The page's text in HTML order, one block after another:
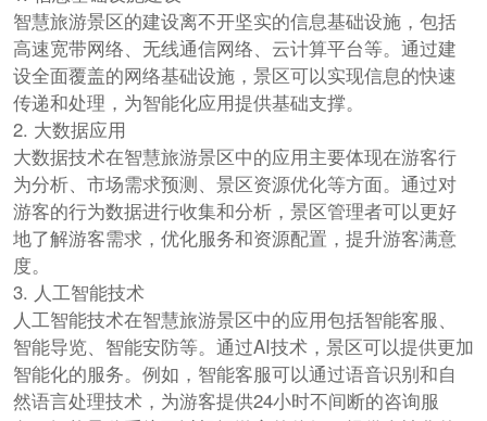
智慧旅游景区的建设离不开坚实的信息基础设施，包括
高速宽带网络、无线通信网络、云计算平台等。通过建
设全面覆盖的网络基础设施，景区可以实现信息的快速
传递和处理，为智能化应用提供基础支撑。
2. 大数据应用
大数据技术在智慧旅游景区中的应用主要体现在游客行
为分析、市场需求预测、景区资源优化等方面。通过对
游客的行为数据进行收集和分析，景区管理者可以更好
地了解游客需求，优化服务和资源配置，提升游客满意
度。
3. 人工智能技术
人工智能技术在智慧旅游景区中的应用包括智能客服、
智能导览、智能安防等。通过AI技术，景区可以提供更加
智能化的服务。例如，智能客服可以通过语音识别和自
然语言处理技术，为游客提供24小时不间断的咨询服